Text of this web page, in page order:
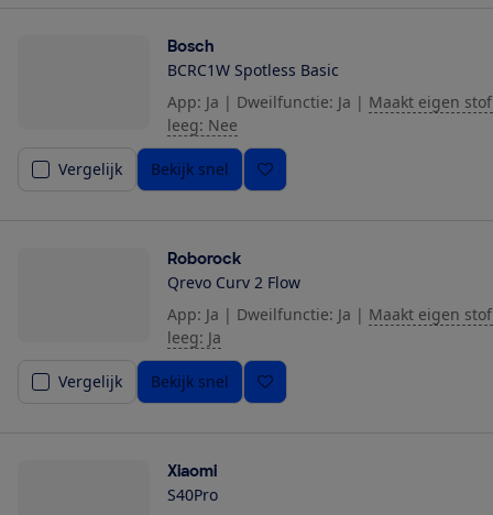
Bosch
BCRC1W Spotless Basic
App: Ja | Dweilfunctie: Ja | Maakt eigen
leeg: Nee
Vergelijk Bekijk snel
Roborock
Qrevo Curv 2 Flow
App: Ja | Dweilfunctie: Ja | Maakt eigen
leeg: Ja
Vergelijk Bekijk snel
Xiaomi
S40Pro